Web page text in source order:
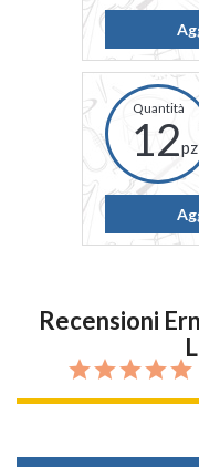
12pz
Recensioni